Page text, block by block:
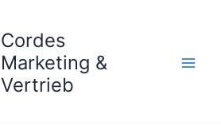
Cordes
Marketing &
Vertrieb